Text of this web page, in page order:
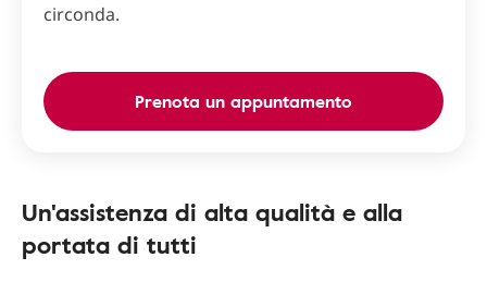
circonda.
Prenota un appuntamento
Un'assistenza di alta qualità e alla
portata di tutti